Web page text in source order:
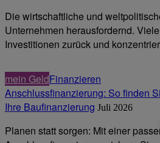
Die wirtschaftliche und
Unternehmen herausfordernd.
Investitionen zurück und
mein GeldFinanzieren
Anschlussfinanzierung: So finden
Ihre Baufinanzierung Juli 2026
Planen statt sorgen: Mit einer